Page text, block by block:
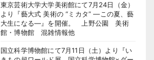
東京芸術大学大学美術館にて7月24日（金）
より『藝大式 美術の “ミカタ” ―この夏、藝
大生になる―』を開催。 上野公園 美術
館・博物館 混雑情報他
国立科学博物館にて7月11日（土）より『い